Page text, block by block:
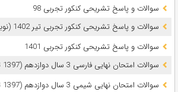
سوالات و پاسخ تشریحی کنکور تجربی 98
سوالات و پاسخ تشریحی کنکور تجربی تیر 1402 (نوبت دوم)
سوالات و پاسخ تشریحی کنکور تجربی 1401
سوالات امتحان نهایی فارسی 3 سال دوازدهم (1397 تا 1405)
سوالات امتحان نهایی شیمی 3 سال دوازدهم (1397 تا 1405)